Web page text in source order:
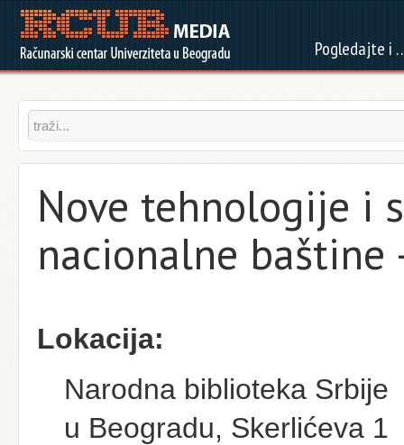
Pogledajte i
Nove tehnologije i
nacionalne baštine
Lokacija:
Narodna biblioteka Srbije
u Beogradu, Skerlićeva 1